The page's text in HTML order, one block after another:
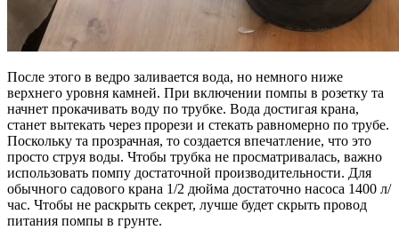
После этого в ведро заливается вода, но немного ниже
верхнего уровня камней. При включении помпы в розетку та
начнет прокачивать воду по трубке. Вода достигая крана,
станет вытекать через прорези и стекать равномерно по трубе.
Поскольку та прозрачная, то создается впечатление, что это
просто струя воды. Чтобы трубка не просматривалась, важно
использовать помпу достаточной производительности. Для
обычного садового крана 1/2 дюйма достаточно насоса 1400 л/
час. Чтобы не раскрыть секрет, лучше будет скрыть провод
питания помпы в грунте.